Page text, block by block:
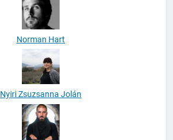
Norman Hart
Nyiri Zsuzsanna Jolán